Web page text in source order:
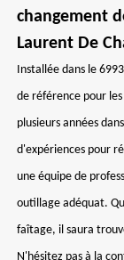
changement
Laurent De
Installée dans le
de référence pour
plusieurs années
d'expériences pour
une équipe de
outillage adéquat.
faîtage, il saura
N'hésitez pas à la